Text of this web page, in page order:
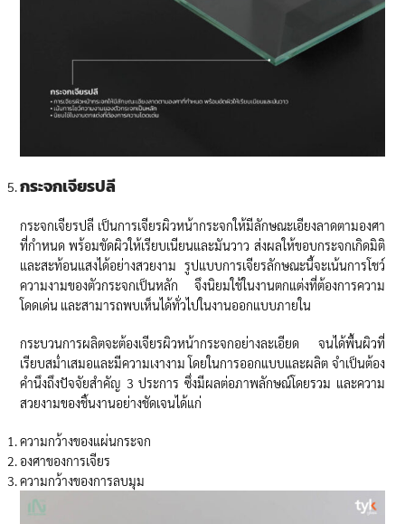
กระจกเจียรปลี
กระจกเจียรปลี เป็นการเจียรผิวหน้ากระจกให้มีลักษณะเอียงลาดตามองศา
ที่กำหนด พร้อมขัดผิวให้เรียบเนียนและมันวาว ส่งผลให้ขอบกระจกเกิดมิติ
และสะท้อนแสงได้อย่างสวยงาม รูปแบบการเจียรลักษณะนี้จะเน้นการโชว์
ความงามของตัวกระจกเป็นหลัก จึงนิยมใช้ในงานตกแต่งที่ต้องการความ
โดดเด่น และสามารถพบเห็นได้ทั่วไปในงานออกแบบภายใน
กระบวนการผลิตจะต้องเจียรผิวหน้ากระจกอย่างละเอียด จนได้พื้นผิวที่
เรียบสม่ำเสมอและมีความเงางาม โดยในการออกแบบและผลิต จำเป็นต้อง
คำนึงถึงปัจจัยสำคัญ 3 ประการ ซึ่งมีผลต่อภาพลักษณ์โดยรวม และความ
สวยงามของชิ้นงานอย่างชัดเจนได้แก่
ความกว้างของแผ่นกระจก
องศาของการเจียร
ความกว้างของการลบมุม